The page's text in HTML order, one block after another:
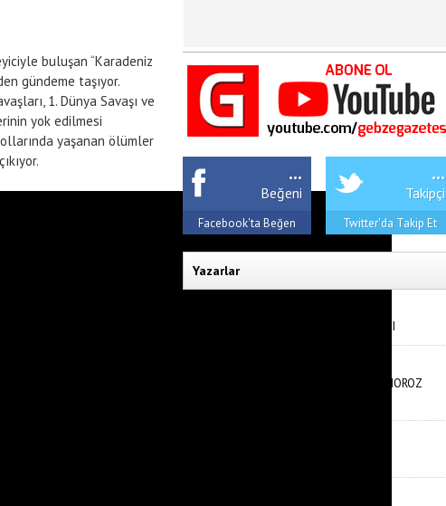
buluşan “Karadeniz
gündeme taşıyor.
1. Dünya Savaşı ve
yok edilmesi
yaşanan ölümler
...
Beğeni
Facebook'ta Beğen
...
Takipçi
Twitter'da Takip Et
Yazarlar
OKUNANI ANLAMA SAN’ATI
ANADOLU DA BİR KÖYDE HOROZ